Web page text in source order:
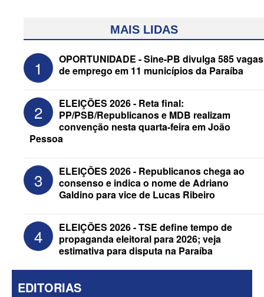
ELEIÇÕES 2026 - Senado: Novo
anuncia Zé Carneiro e Pastor Jader
Medeiros na suplência de Major Fábio
MAIS LIDAS
1
OPORTUNIDADE - Sine-PB divulga 585 vagas
de emprego em 11 municípios da Paraíba
2
ELEIÇÕES 2026 - Reta final:
PP/PSB/Republicanos e MDB realizam
convenção nesta quarta-feira em João
Pessoa
3
ELEIÇÕES 2026 - Republicanos chega ao
consenso e indica o nome de Adriano
Galdino para vice de Lucas Ribeiro
4
ELEIÇÕES 2026 - TSE define tempo de
propaganda eleitoral para 2026; veja
estimativa para disputa na Paraíba
EDITORIAS